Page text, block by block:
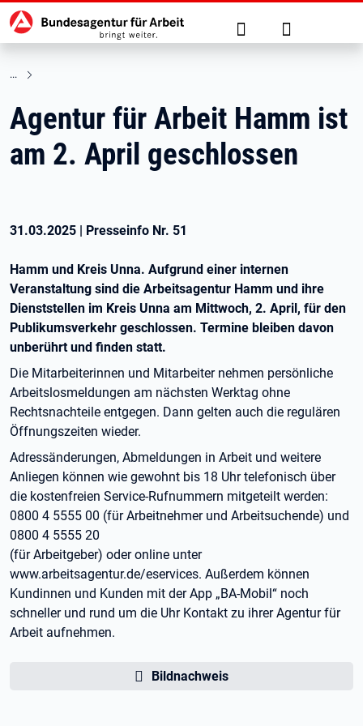
zu den Hauptinhalten springen
Hauptnavigation Suche Anmelden
Agentur für Arbeit Hamm ist
am 2. April geschlossen
31.03.2025 | Presseinfo Nr. 51
Hamm und Kreis Unna. Aufgrund einer internen
Veranstaltung sind die Arbeitsagentur Hamm und ihre
Dienststellen im Kreis Unna am Mittwoch, 2. April, für den
Publikumsverkehr geschlossen. Termine bleiben davon
unberührt und finden statt.
Die Mitarbeiterinnen und Mitarbeiter nehmen persönliche
Arbeitslosmeldungen am nächsten Werktag ohne
Rechtsnachteile entgegen. Dann gelten auch die regulären
Öffnungszeiten wieder.
Adressänderungen, Abmeldungen in Arbeit und weitere
Anliegen können wie gewohnt bis 18 Uhr telefonisch über
die kostenfreien Service-Rufnummern mitgeteilt werden:
0800 4 5555 00 (für Arbeitnehmer und Arbeitsuchende) und
0800 4 5555 20
(für Arbeitgeber) oder online unter
www.arbeitsagentur.de/eservices. Außerdem können
Kundinnen und Kunden mit der App „BA-Mobil“ noch
schneller und rund um die Uhr Kontakt zu ihrer Agentur für
Arbeit aufnehmen.
Bildnachweis